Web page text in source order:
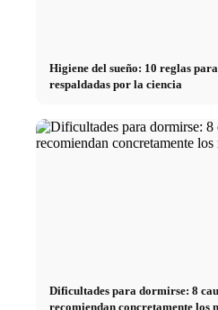
Higiene del sueño: 10 reglas
respaldadas por la ciencia
Dificultades para dormirse: 8
recomiendan concretamente los